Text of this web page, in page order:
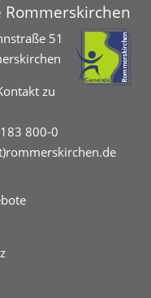
Rommerskirchen
51
zu
800-0